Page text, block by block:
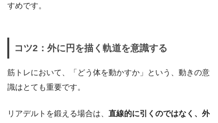
すめです。
コツ2：外に円を描く軌道を意識する
筋トレにおいて、「どう体を動かすか」という、動きの意
識はとても重要です。
リアデルトを鍛える場合は、 直線的に引くのではなく、外